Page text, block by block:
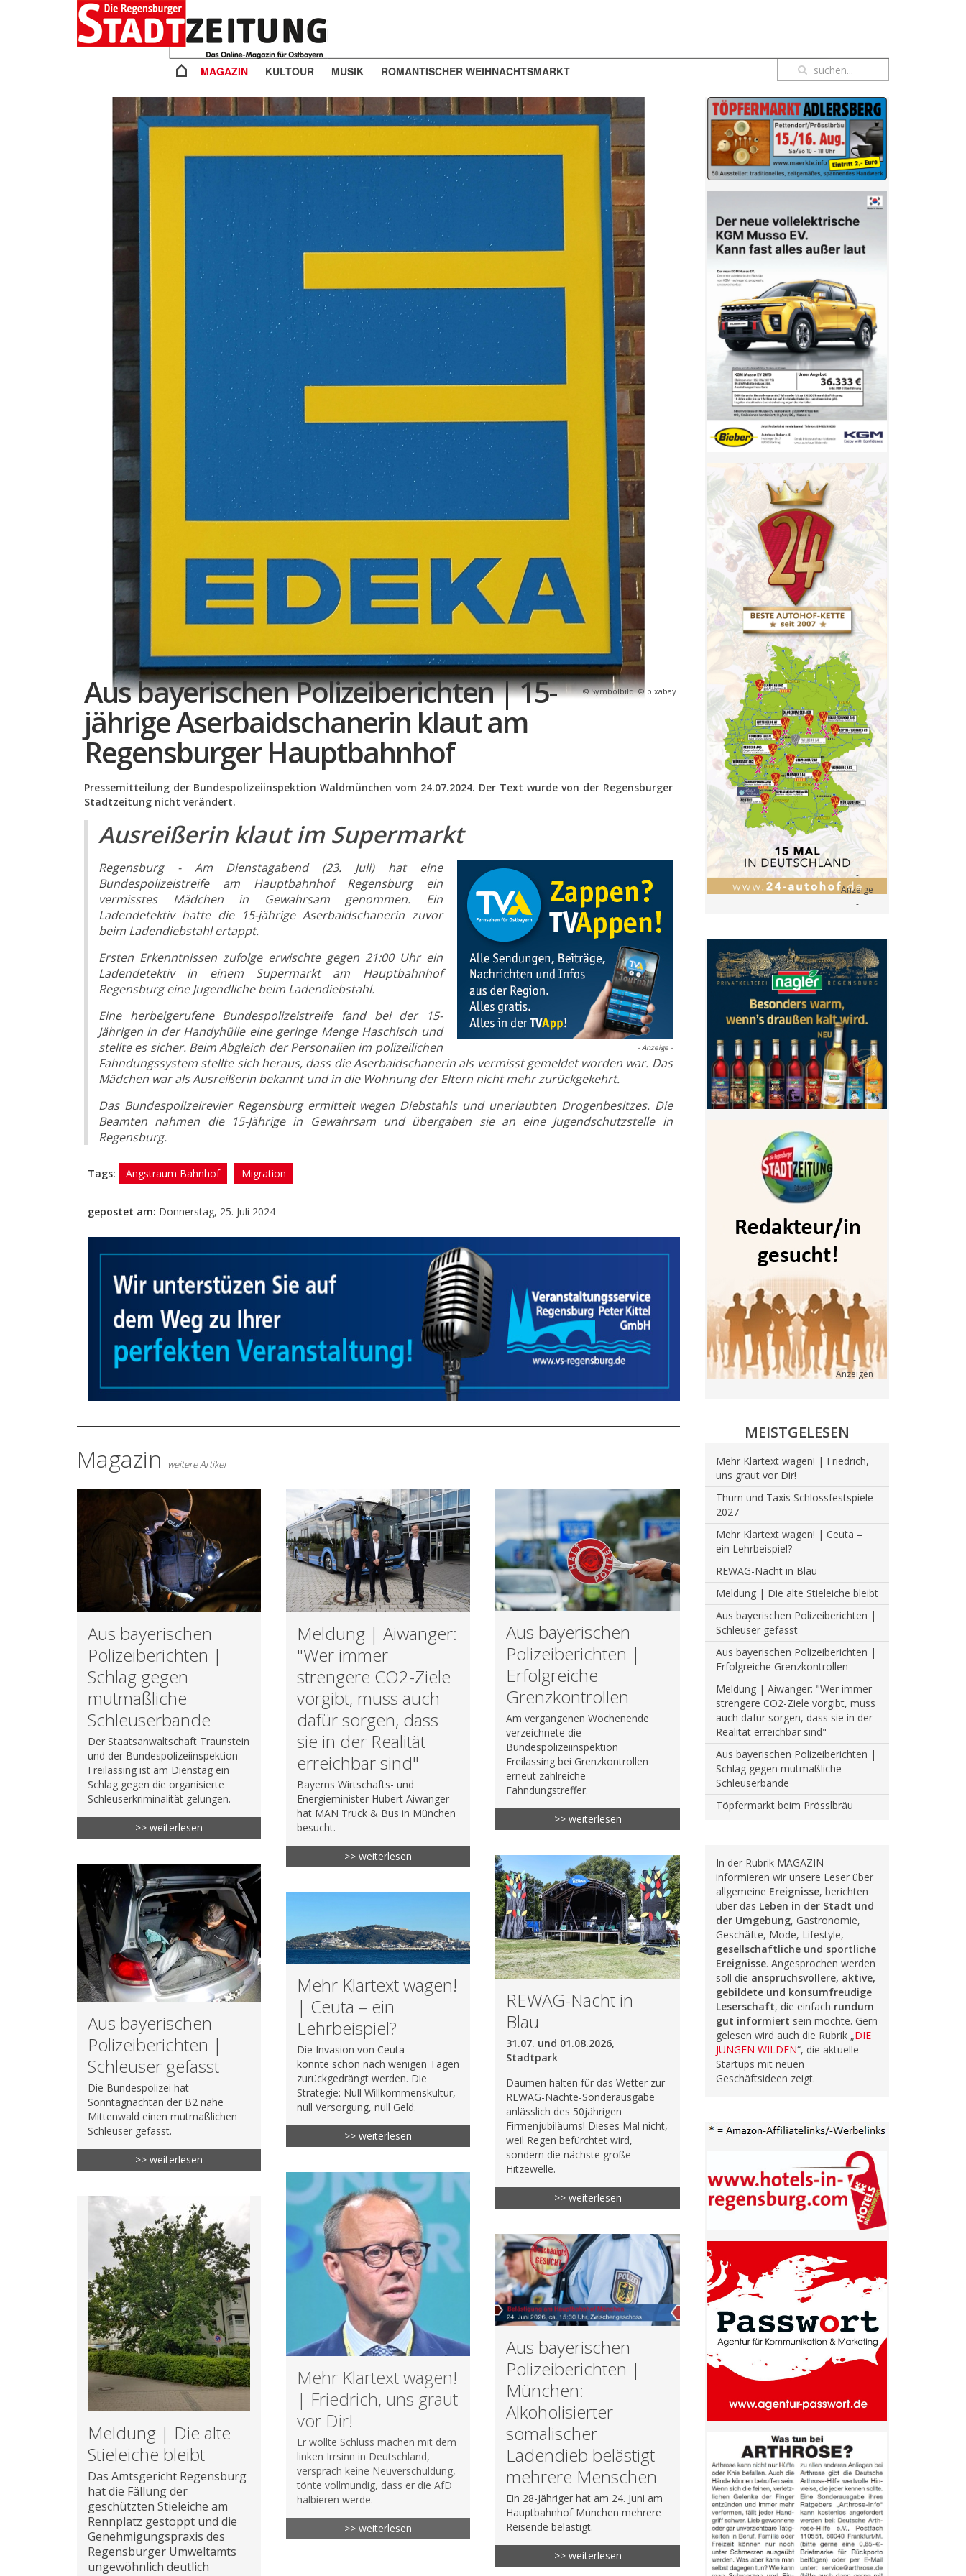
MAGAZIN KULTOUR MUSIK ROMANTISCHER WEIHNACHTSMARKT
Symbolbild: © pixabay
Aus bayerischen Polizeiberichten | 15-
jährige Aserbaidschanerin klaut am
Regensburger Hauptbahnhof
Pressemitteilung der Bundespolizeiinspektion Waldmünchen vom 24.07.2024. Der Text wurde von der Regensburger
Stadtzeitung nicht verändert.
Ausreißerin klaut im Supermarkt
- Anzeige -
Regensburg - Am Dienstagabend (23. Juli) hat eine
Bundespolizeistreife am Hauptbahnhof Regensburg ein
vermisstes Mädchen in Gewahrsam genommen. Ein
Ladendetektiv hatte die 15-jährige Aserbaidschanerin zuvor
beim Ladendiebstahl ertappt.
Ersten Erkenntnissen zufolge erwischte gegen 21:00 Uhr ein
Ladendetektiv in einem Supermarkt am Hauptbahnhof
Regensburg eine Jugendliche beim Ladendiebstahl.
Eine herbeigerufene Bundespolizeistreife fand bei der 15-
Jährigen in der Handyhülle eine geringe Menge Haschisch und
stellte es sicher. Beim Abgleich der Personalien im polizeilichen
Fahndungssystem stellte sich heraus, dass die Aserbaidschanerin als vermisst gemeldet worden war. Das
Mädchen war als Ausreißerin bekannt und in die Wohnung der Eltern nicht mehr zurückgekehrt.
Das Bundespolizeirevier Regensburg ermittelt wegen Diebstahls und unerlaubten Drogenbesitzes. Die
Beamten nahmen die 15-Jährige in Gewahrsam und übergaben sie an eine Jugendschutzstelle in
Regensburg.
Tags: Angstraum Bahnhof Migration
gepostet am: Donnerstag, 25. Juli 2024
Magazin weitere Artikel
Aus bayerischen
Polizeiberichten |
Schlag gegen
mutmaßliche
Schleuserbande
Der Staatsanwaltschaft Traunstein
und der Bundespolizeiinspektion
Freilassing ist am Dienstag ein
Schlag gegen die organisierte
Schleuserkriminalität gelungen.
>> weiterlesen
Meldung | Aiwanger:
"Wer immer
strengere CO2-Ziele
vorgibt, muss auch
dafür sorgen, dass
sie in der Realität
erreichbar sind"
Bayerns Wirtschafts- und
Energieminister Hubert Aiwanger
hat MAN Truck & Bus in München
besucht.
>> weiterlesen
Aus bayerischen
Polizeiberichten |
Erfolgreiche
Grenzkontrollen
Am vergangenen Wochenende
verzeichnete die
Bundespolizeiinspektion
Freilassing bei Grenzkontrollen
erneut zahlreiche
Fahndungstreffer.
>> weiterlesen
Aus bayerischen
Polizeiberichten |
Schleuser gefasst
Die Bundespolizei hat
Sonntagnachtan der B2 nahe
Mittenwald einen mutmaßlichen
Schleuser gefasst.
>> weiterlesen
Mehr Klartext wagen!
| Ceuta – ein
Lehrbeispiel?
Die Invasion von Ceuta
konnte schon nach wenigen Tagen
zurückgedrängt werden. Die
Strategie: Null Willkommenskultur,
null Versorgung, null Geld.
>> weiterlesen
REWAG-Nacht in
Blau
31.07. und 01.08.2026,
Stadtpark
Daumen halten für das Wetter zur
REWAG-Nächte-Sonderausgabe
anlässlich des 50jährigen
Firmenjubiläums! Dieses Mal nicht,
weil Regen befürchtet wird,
sondern die nächste große
Hitzewelle.
>> weiterlesen
Meldung | Die alte
Stieleiche bleibt
Das Amtsgericht Regensburg
hat die Fällung der
geschützten Stieleiche am
Rennplatz gestoppt und die
Genehmigungspraxis des
Regensburger Umweltamts
ungewöhnlich deutlich
Mehr Klartext wagen!
| Friedrich, uns graut
vor Dir!
Er wollte Schluss machen mit dem
linken Irrsinn in Deutschland,
versprach keine Neuverschuldung,
tönte vollmundig, dass er die AfD
halbieren werde.
>> weiterlesen
Aus bayerischen
Polizeiberichten |
München:
Alkoholisierter
somalischer
Ladendieb belästigt
mehrere Menschen
Ein 28-Jähriger hat am 24. Juni am
Hauptbahnhof München mehrere
Reisende belästigt.
>> weiterlesen
MEISTGELESEN
Mehr Klartext wagen! | Friedrich,
uns graut vor Dir!
Thurn und Taxis Schlossfestspiele
2027
Mehr Klartext wagen! | Ceuta –
ein Lehrbeispiel?
REWAG-Nacht in Blau
Meldung | Die alte Stieleiche bleibt
Aus bayerischen Polizeiberichten |
Schleuser gefasst
Aus bayerischen Polizeiberichten |
Erfolgreiche Grenzkontrollen
Meldung | Aiwanger: "Wer immer
strengere CO2-Ziele vorgibt, muss
auch dafür sorgen, dass sie in der
Realität erreichbar sind"
Aus bayerischen Polizeiberichten |
Schlag gegen mutmaßliche
Schleuserbande
Töpfermarkt beim Prösslbräu
In der Rubrik MAGAZIN
informieren wir unsere Leser über
allgemeine Ereignisse, berichten
über das Leben in der Stadt und
der Umgebung, Gastronomie,
Geschäfte, Mode, Lifestyle,
gesellschaftliche und sportliche
Ereignisse. Angesprochen werden
soll die anspruchsvollere, aktive,
gebildete und konsumfreudige
Leserschaft, die einfach rundum
gut informiert sein möchte. Gern
gelesen wird auch die Rubrik „DIE
JUNGEN WILDEN“, die aktuelle
Startups mit neuen
Geschäftsideen zeigt.